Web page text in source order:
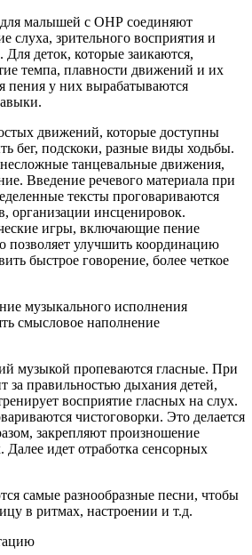
малышей с ОНР соединяют
слуха, зрительного восприятия и
Для деток, которые заикаются,
темпа, плавности движений и их
пения у них вырабатываются
движений, которые доступны
бег, подскоки, разные виды ходьбы.
танцевальные движения,
Введение речевого материала при
тексты проговариваются
организации инсценировок.
игры, включающие пение
улучшить координацию
быстрое говорение, более четкое
музыкального исполнения
смысловое наполнение
музыкой пропеваются гласные. При
за правильностью дыхания детей,
восприятие гласных на слух.
чистоговорки. Это делается
закрепляют произношение
идет отработка сенсорных
самые разнообразные песни, чтобы
в ритмах, настроении и т.д.